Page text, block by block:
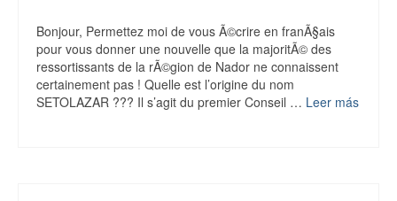
Bonjour, Permettez moi de vous Ã©crire en franÃ§ais
pour vous donner une nouvelle que la majoritÃ© des
ressortissants de la rÃ©gion de Nador ne connaissent
certainement pas ! Quelle est l’origine du nom
SETOLAZAR ??? Il s’agit du premier Conseil … Leer más